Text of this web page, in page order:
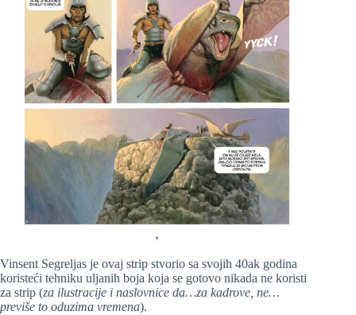
Vinsent Segreljas je ovaj strip stvorio sa svojih 40ak godina
koristeći tehniku uljanih boja koja se gotovo nikada ne koristi
za strip (za ilustracije i naslovnice da…za kadrove, ne…
previše to oduzima vremena).